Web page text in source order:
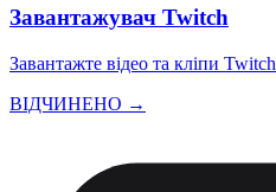
Завантажувач Twitch
Завантажте відео та кліпи Twitch
ВІДЧИНЕНО →